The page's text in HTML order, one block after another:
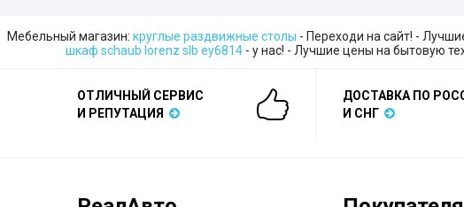
Мебельный магазин: круглые раздвижные столы - Переходи на сайт! -
шкаф schaub lorenz slb ey6814 - у нас! - Лучшие цены на бытовую
ОТЛИЧНЫЙ СЕРВИС
И РЕПУТАЦИЯ
ДОСТАВКА ПО
И СНГ